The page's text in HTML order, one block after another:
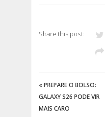
Share this post:
«PREPARE O BOLSO:
GALAXY S26 PODE VIR
MAIS CARO